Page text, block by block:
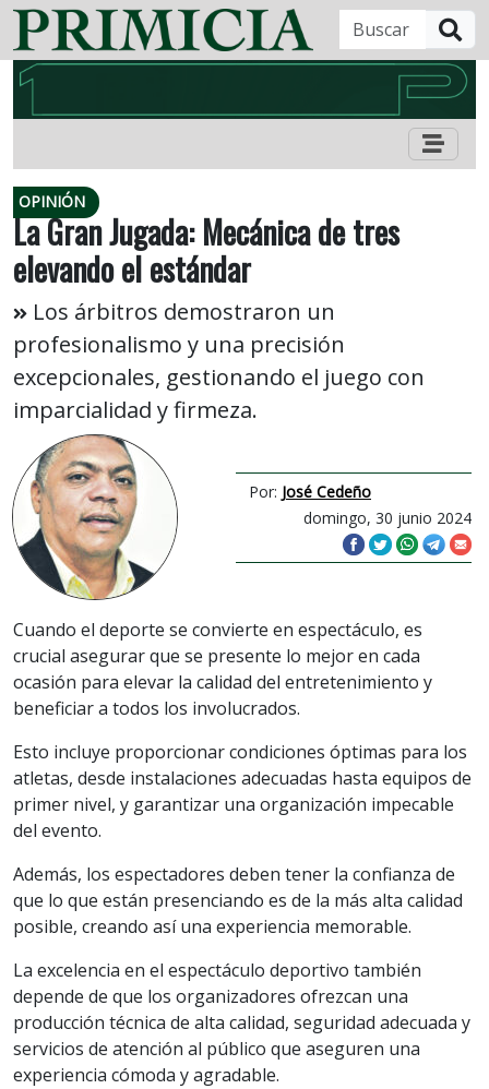
OPINIÓN
La Gran Jugada: Mecánica de tres
elevando el estándar
Los árbitros demostraron un
profesionalismo y una precisión
excepcionales, gestionando el juego con
imparcialidad y firmeza.
Por: José Cedeño
domingo, 30 junio 2024
Cuando el deporte se convierte en espectáculo, es
crucial asegurar que se presente lo mejor en cada
ocasión para elevar la calidad del entretenimiento y
beneficiar a todos los involucrados.
Esto incluye proporcionar condiciones óptimas para los
atletas, desde instalaciones adecuadas hasta equipos de
primer nivel, y garantizar una organización impecable
del evento.
Además, los espectadores deben tener la confianza de
que lo que están presenciando es de la más alta calidad
posible, creando así una experiencia memorable.
La excelencia en el espectáculo deportivo también
depende de que los organizadores ofrezcan una
producción técnica de alta calidad, seguridad adecuada y
servicios de atención al público que aseguren una
experiencia cómoda y agradable.